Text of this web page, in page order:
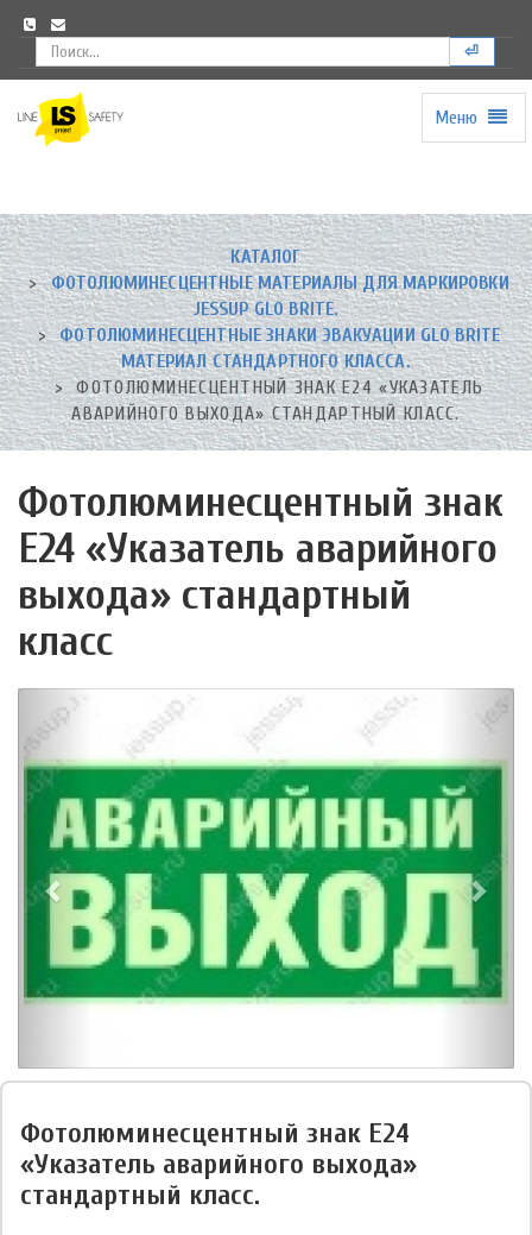
⏎
to
homepage
Меню
КАТАЛОГ
ФОТОЛЮМИНЕСЦЕНТНЫЕ МАТЕРИАЛЫ ДЛЯ МАРКИРОВКИ
JESSUP GLO BRITE.
ФОТОЛЮМИНЕСЦЕНТНЫЕ ЗНАКИ ЭВАКУАЦИИ GLO BRITE
МАТЕРИАЛ СТАНДАРТНОГО КЛАССА.
ФОТОЛЮМИНЕСЦЕНТНЫЙ ЗНАК Е24 «УКАЗАТЕЛЬ
АВАРИЙНОГО ВЫХОДА» СТАНДАРТНЫЙ КЛАСС.
Фотолюминесцентный знак
Е24 «Указатель аварийного
выхода» стандартный
класс
Фотолюминесцентный знак Е24
«Указатель аварийного выхода»
стандартный класс.